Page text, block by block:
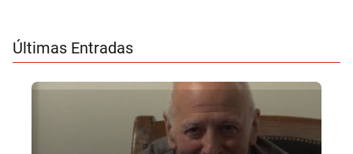
Últimas Entradas